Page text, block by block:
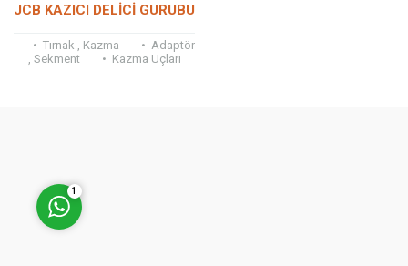
JCB KAZICI DELİCİ GURUBU
• Tırnak , Kazma • Adaptör
, Sekment • Kazma Uçları
1